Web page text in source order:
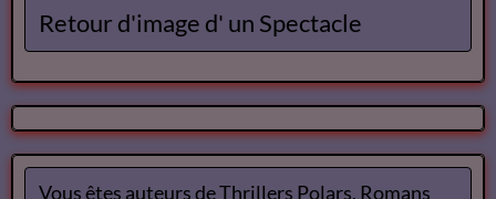
Retour d'image d' un Spectacle
Vous êtes auteurs de Thrillers Polars, Romans